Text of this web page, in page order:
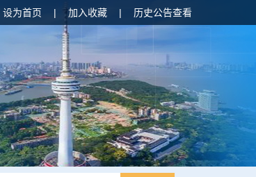
设为首页 | 加入收藏 | 历史公告查看